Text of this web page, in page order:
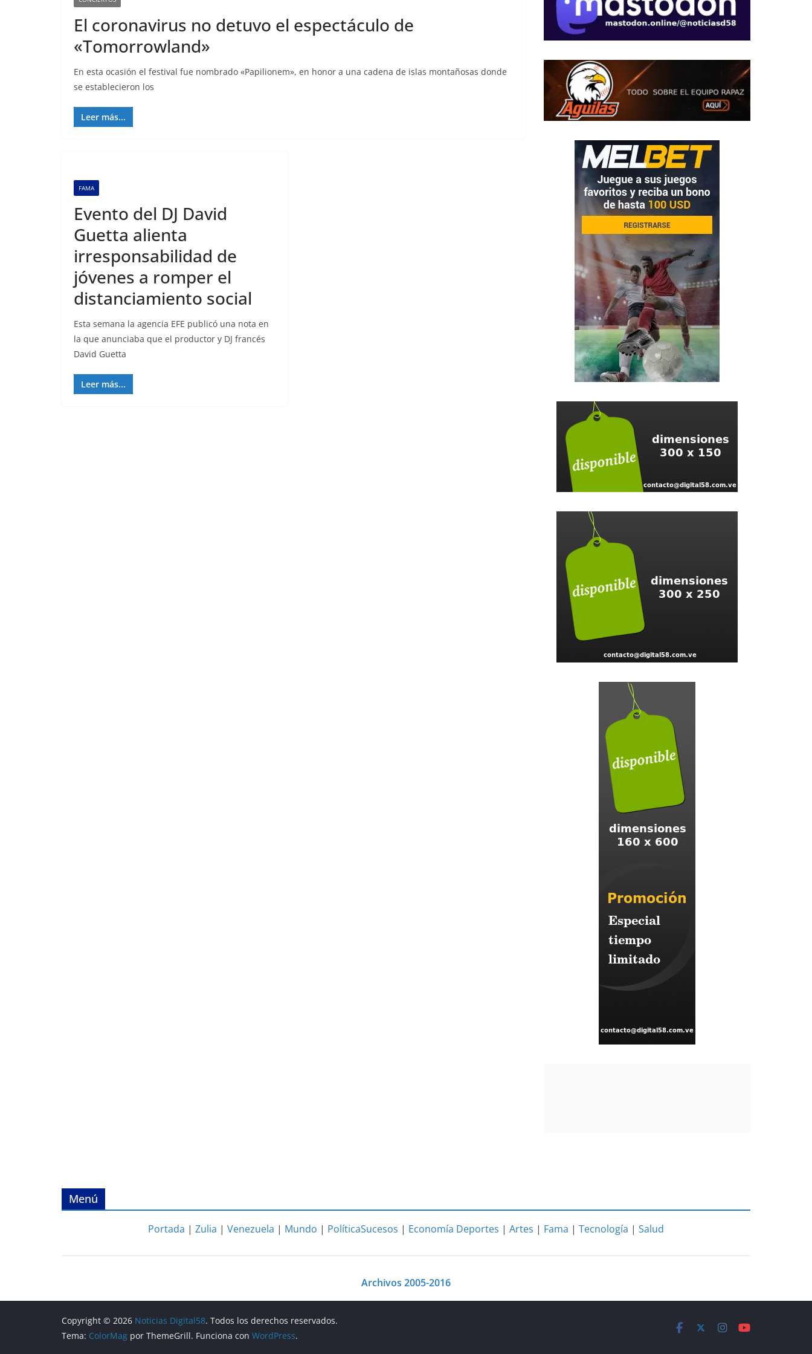
El coronavirus no detuvo el espectáculo de
«Tomorrowland»
En esta ocasión el festival fue nombrado «Papilionem», en honor a una cadena de islas montañosas donde
se establecieron los
Leer más...
FAMA
Evento del DJ David
Guetta alienta
irresponsabilidad de
jóvenes a romper el
distanciamiento social
Esta semana la agencia EFE publicó una nota en
la que anunciaba que el productor y DJ francés
David Guetta
Leer más...
Menú
Portada | Zulia | Venezuela | Mundo | PolíticaSucesos | Economía Deportes | Artes | Fama | Tecnología | Salud
Archivos 2005-2016
Copyright © 2026 Noticias Digital58. Todos los derechos reservados.
Tema: ColorMag por ThemeGrill. Funciona con WordPress.